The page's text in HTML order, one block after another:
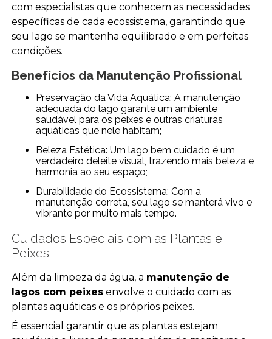
com especialistas que conhecem as necessidades
específicas de cada ecossistema, garantindo que
seu lago se mantenha equilibrado e em perfeitas
condições.
Benefícios da Manutenção Profissional
Preservação da Vida Aquática: A manutenção
adequada do lago garante um ambiente
saudável para os peixes e outras criaturas
aquáticas que nele habitam;
Beleza Estética: Um lago bem cuidado é um
verdadeiro deleite visual, trazendo mais beleza e
harmonia ao seu espaço;
Durabilidade do Ecossistema: Com a
manutenção correta, seu lago se manterá vivo e
vibrante por muito mais tempo.
Cuidados Especiais com as Plantas e
Peixes
Além da limpeza da água, a manutenção de
lagos com peixes envolve o cuidado com as
plantas aquáticas e os próprios peixes.
É essencial garantir que as plantas estejam